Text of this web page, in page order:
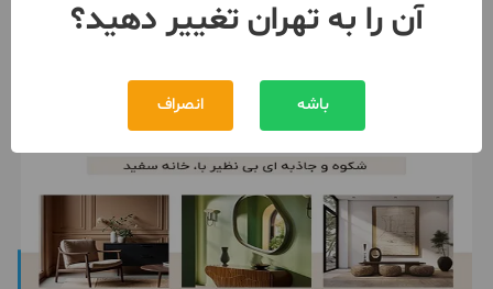
آن را به تهران تغییر دهید؟
باشه انصراف